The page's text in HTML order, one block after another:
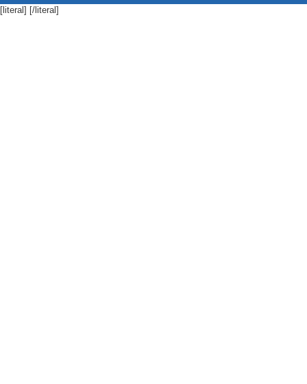
[literal] [/literal]